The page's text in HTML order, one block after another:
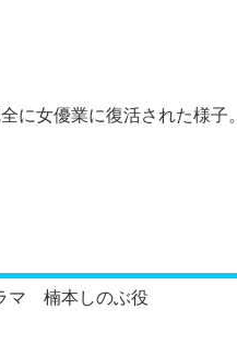
に女優業に復活された様子。
楠本しのぶ役